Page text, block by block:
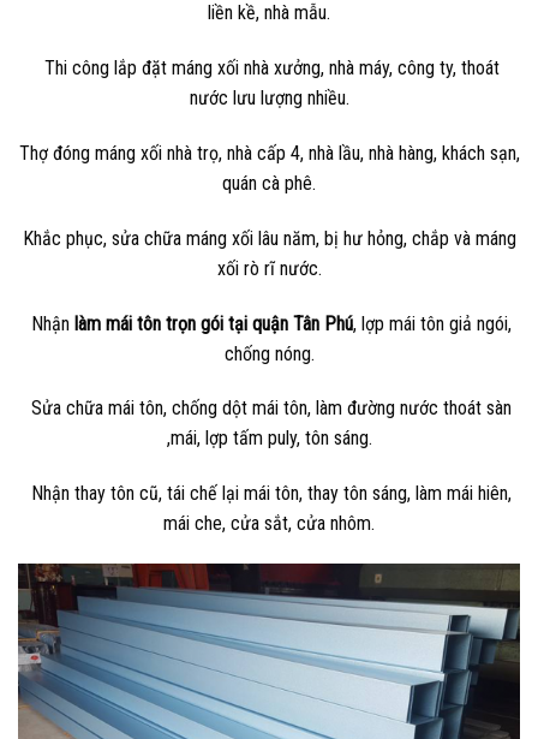
liền kề, nhà mẫu.
Thi công lắp đặt máng xối nhà xưởng, nhà máy, công ty, thoát
nước lưu lượng nhiều.
Thợ đóng máng xối nhà trọ, nhà cấp 4, nhà lầu, nhà hàng, khách sạn,
quán cà phê.
Khắc phục, sửa chữa máng xối lâu năm, bị hư hỏng, chắp và máng
xối rò rĩ nước.
Nhận làm mái tôn trọn gói tại quận Tân Phú, lợp mái tôn giả ngói,
chống nóng.
Sửa chữa mái tôn, chống dột mái tôn, làm đường nước thoát sàn
,mái, lợp tấm puly, tôn sáng.
Nhận thay tôn cũ, tái chế lại mái tôn, thay tôn sáng, làm mái hiên,
mái che, cửa sắt, cửa nhôm.